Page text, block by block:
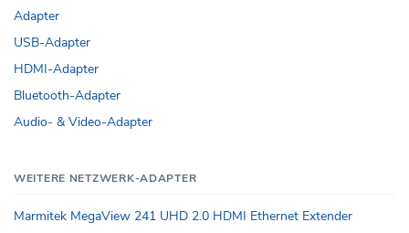
Adapter
USB-Adapter
HDMI-Adapter
Bluetooth-Adapter
Audio- & Video-Adapter
WEITERE NETZWERK-ADAPTER
Marmitek MegaView 241 UHD 2.0 HDMI Ethernet Extender